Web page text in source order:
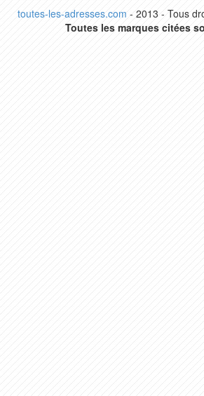
toutes-les-adresses.com - 2013 - Tous
Toutes les marques citées